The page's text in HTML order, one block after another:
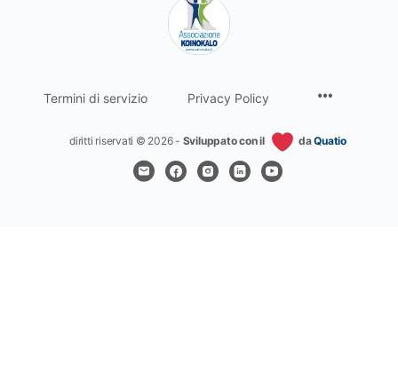
Termini di servizio Privacy Policy
diritti riservati © 2026 - Sviluppato con il daQuatio